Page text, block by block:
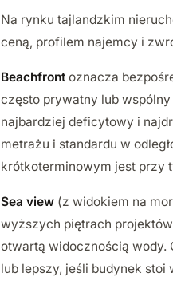
Na rynku tajlandzkim
ceną, profilem najemcy i
Beachfront oznacza
często prywatny lub wspólny
najbardziej deficytowy i
metrażu i standardu w
krótkoterminowym jest przy
Sea view (z widokiem na
wyższych piętrach
otwartą widocznością wody.
lub lepszy, jeśli budynek stoi